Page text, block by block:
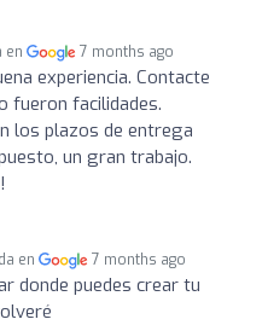
en 7 months ago
experiencia. Contacte
fueron facilidades.
los plazos de entrega
un gran trabajo.
en 7 months ago
donde puedes crear tu